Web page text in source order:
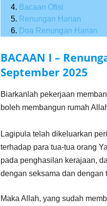
Bacaan Ofisi
Renungan Harian
Doa Renungan Harian
BACAAN I –
September 2025
Biarkanlah pekerjaan
boleh membangun rumah
Lagipula telah dikeluarkan
terhadap para tua-tua orang
pada penghasilan kerajaan,
dengan seksama dan dengan
Maka Allah, yang sudah